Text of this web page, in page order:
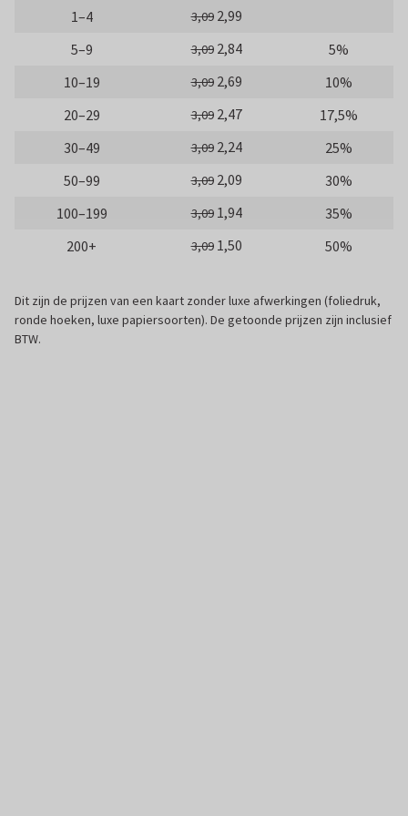
1–4 3,09 2,99
5–9
3,09 2,84
5%
10–19
3,09 2,69
10%
20–29
3,09 2,47
17,5%
30–49
3,09 2,24
25%
50–99
3,09 2,09
30%
100–199
3,09 1,94
35%
200+
3,09 1,50 50%
Dit zijn de prijzen van een kaart zonder luxe afwerkingen (foliedruk,
ronde hoeken, luxe papiersoorten). De getoonde prijzen zijn inclusief
BTW.